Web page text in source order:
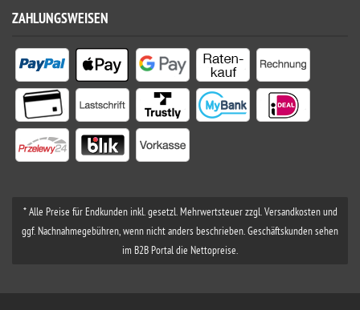
ZAHLUNGSWEISEN
* Alle Preise für Endkunden inkl. gesetzl. Mehrwertsteuer zzgl. Versandkosten und
ggf. Nachnahmegebühren, wenn nicht anders beschrieben. Geschäftskunden sehen
im B2B Portal die Nettopreise.